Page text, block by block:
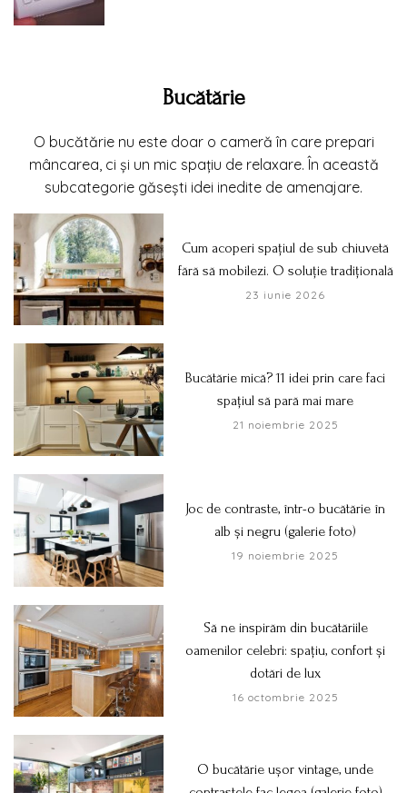
Bucătărie
O bucătărie nu este doar o cameră în care prepari
mâncarea, ci și un mic spațiu de relaxare. În această
subcategorie găsești idei inedite de amenajare.
Cum acoperi spațiul de sub chiuvetă
fără să mobilezi. O soluție tradițională
23 iunie 2026
Bucătărie mică? 11 idei prin care faci
spațiul să pară mai mare
21 noiembrie 2025
Joc de contraste, într-o bucătărie în
alb și negru (galerie foto)
19 noiembrie 2025
Să ne inspirăm din bucătăriile
oamenilor celebri: spațiu, confort și
dotări de lux
16 octombrie 2025
O bucătărie ușor vintage, unde